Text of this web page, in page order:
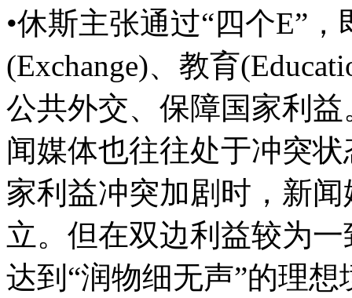
•休斯主张通过“四个E”
(Exchange)、教育
公共外交、保障国家利
闻媒体也往往处于冲突
家利益冲突加剧时，新
立。但在双边利益较为
达到“润物细无声”的理